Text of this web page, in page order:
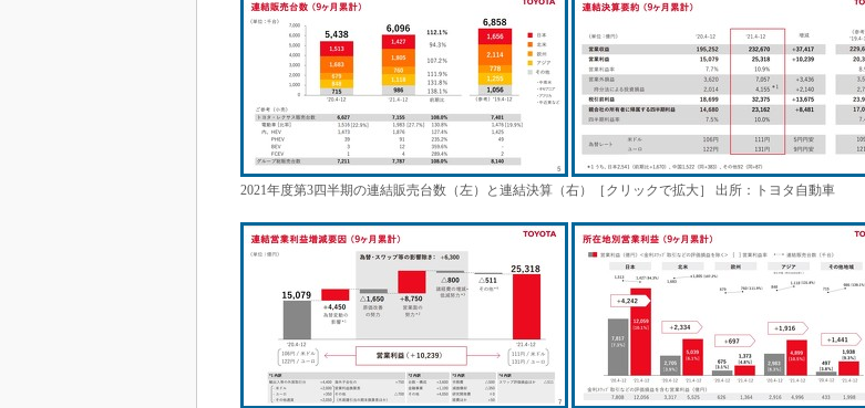
グローバル設計・開発
制御セキュリティ
新型コロナへの対応
2021年度第3四半期の連結販売台数（左）と連結決算（右）［クリックで拡大］ 出所：トヨタ自動車